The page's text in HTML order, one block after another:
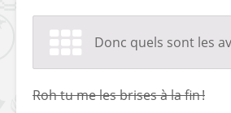
Donc quels sont les
Roh tu me les brises à la fin !